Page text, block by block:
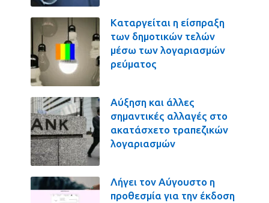
Καταργείται η είσπραξη
των δημοτικών τελών
μέσω των λογαριασμών
ρεύματος
Αύξηση και άλλες
σημαντικές αλλαγές στο
ακατάσχετο τραπεζικών
λογαριασμών
Λήγει τον Αύγουστο η
προθεσμία για την έκδοση